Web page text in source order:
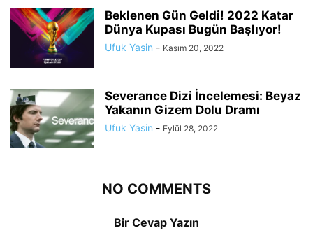
Beklenen Gün Geldi! 2022 Katar
Dünya Kupası Bugün Başlıyor!
Ufuk Yasin - Kasım 20, 2022
Severance Dizi İncelemesi: Beyaz
Yakanın Gizem Dolu Dramı
Ufuk Yasin - Eylül 28, 2022
NO COMMENTS
Bir Cevap Yazın